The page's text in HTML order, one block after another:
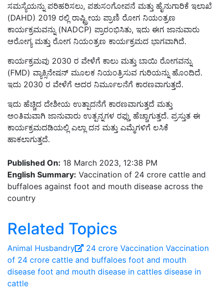
ಸಮಸ್ಯೆಯನ್ನು ಪರಿಹರಿಸಲು, ಪಶುಸಂಗೋಪನೆ ಮತ್ತು ಹೈನುಗಾರಿಕೆ ಇಲಾಖೆ
(DAHD) 2019 ರಲ್ಲಿ ರಾಷ್ಟ್ರೀಯ ಪ್ರಾಣಿ ರೋಗ ನಿಯಂತ್ರಣ
ಕಾರ್ಯಕ್ರಮವನ್ನು (NADCP) ಪ್ರಾರಂಭಿಸಿತು, ಇದು ಈಗ ಜಾನುವಾರು
ಆರೋಗ್ಯ ಮತ್ತು ರೋಗ ನಿಯಂತ್ರಣ ಕಾರ್ಯಕ್ರಮದ ಭಾಗವಾಗಿದೆ.
ಕಾರ್ಯಕ್ರಮವು 2030 ರ ವೇಳೆಗೆ ಕಾಲು ಮತ್ತು ಬಾಯಿ ರೋಗವನ್ನು
(FMD) ವ್ಯಾಕ್ಸಿನೇಷನ್ ಮೂಲಕ ನಿಯಂತ್ರಿಸುವ ಗುರಿಯನ್ನು ಹೊಂದಿದೆ.
ಇದು 2030 ರ ವೇಳೆಗೆ ಅದರ ನಿರ್ಮೂಲನೆಗೆ ಕಾರಣವಾಗುತ್ತದೆ.
ಇದು ಹೆಚ್ಚಿದ ದೇಶೀಯ ಉತ್ಪಾದನೆಗೆ ಕಾರಣವಾಗುತ್ತದೆ ಮತ್ತು
ಅಂತಿಮವಾಗಿ ಜಾನುವಾರು ಉತ್ಪನ್ನಗಳ ರಫ್ತು ಹೆಚ್ಚಾಗುತ್ತದೆ. ಪ್ರಸ್ತುತ ಈ
ಕಾರ್ಯಕ್ರಮದಡಿಯಲ್ಲಿ ಎಲ್ಲಾ ದನ ಮತ್ತು ಎಮ್ಮೆಗಳಿಗೆ ಲಸಿಕೆ
ಹಾಕಲಾಗುತ್ತದೆ.
Published On: 18 March 2023, 12:38 PM
English Summary: Vaccination of 24 crore cattle and
buffaloes against foot and mouth disease across the
country
Related Topics
Animal Husbandry 24 crore Vaccination Vaccination
of 24 crore cattle and buffaloes foot and mouth
disease foot and mouth disease in cattles disease in
cattle